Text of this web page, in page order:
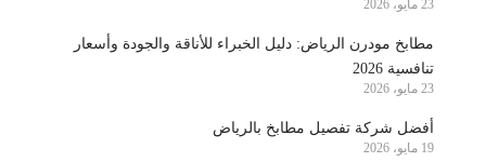
23 مايو، 2026
مطابخ مودرن الرياض: دليل الخبراء للأناقة والجودة وأسعار
تنافسية 2026
23 مايو، 2026
أفضل شركة تفصيل مطابخ بالرياض
19 مايو، 2026